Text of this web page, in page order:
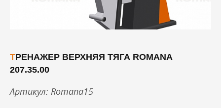
ТРЕНАЖЕР ВЕРХНЯЯ ТЯГА ROMANA
207.35.00
Артикул: Romana15